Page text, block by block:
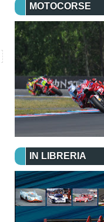
MOTOCORSE
IN LIBRERIA